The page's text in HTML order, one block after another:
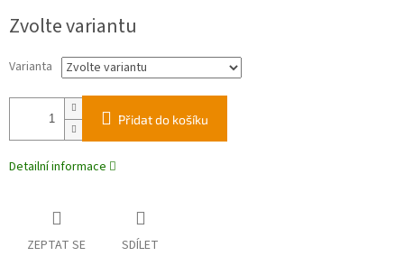
cena:
Zvolte variantu
Varianta
Přidat do košíku
Detailní informace
ZEPTAT SE SDÍLET